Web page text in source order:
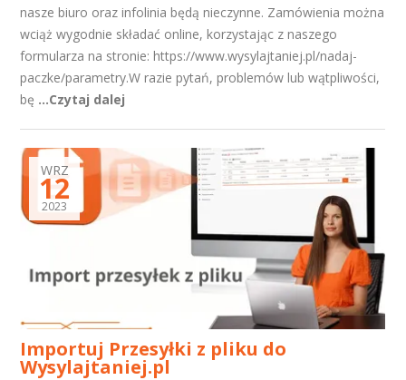
nasze biuro oraz infolinia będą nieczynne. Zamówienia można
wciąż wygodnie składać online, korzystając z naszego
formularza na stronie: https://www.wysylajtaniej.pl/nadaj-
paczke/parametry.W razie pytań, problemów lub wątpliwości,
bę ...Czytaj dalej
WRZ
12
2023
Importuj Przesyłki z pliku do
Wysylajtaniej.pl